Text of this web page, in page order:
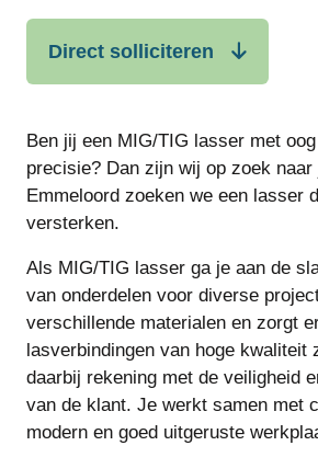
Direct solliciteren
Ben jij een MIG/TIG lasser met
precisie? Dan zijn wij op zoek naar
Emmeloord zoeken we een lasser
versterken.
Als MIG/TIG lasser ga je aan de
van onderdelen voor diverse
verschillende materialen en zorgt
lasverbindingen van hoge kwaliteit
daarbij rekening met de veiligheid
van de klant. Je werkt samen met
modern en goed uitgeruste